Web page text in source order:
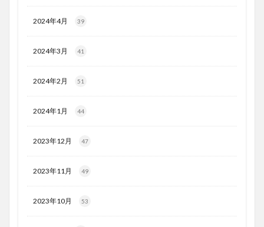
2024年4月 39
2024年3月 41
2024年2月 51
2024年1月 44
2023年12月 47
2023年11月 49
2023年10月 53